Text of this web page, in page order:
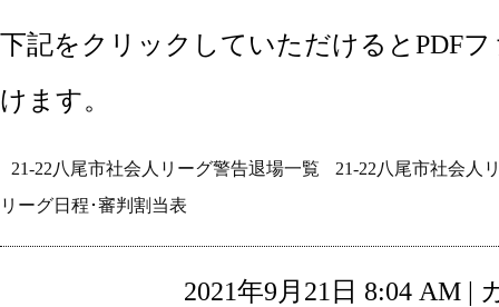
下記をクリックしていただけるとPDF
けます。
21-22八尾市社会人リーグ警告退場一覧
21-22八尾市社会人
リーグ日程･審判割当表
2021年9月21日 8:04 AM |